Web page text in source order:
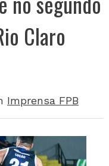
Claro
Imprensa FPB